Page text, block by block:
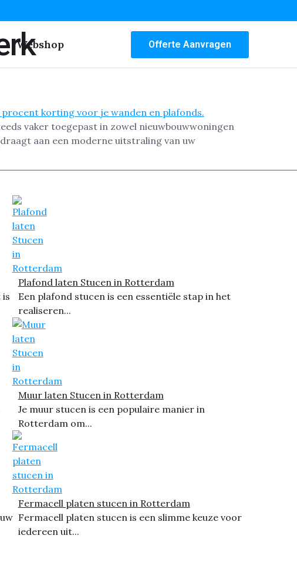
Webshop Offerte Aanvragen
vaker toegepast in zowel nieuwbouwwoningen
aan een moderne uitstraling van uw
is
Plafond laten Stucen in Rotterdam
Een plafond stucen is een essentiële stap in het
realiseren...
Muur laten Stucen in Rotterdam
Je muur stucen is een populaire manier in
Rotterdam om...
Fermacell platen stucen in Rotterdam
Fermacell platen stucen is een slimme keuze voor
iedereen uit...